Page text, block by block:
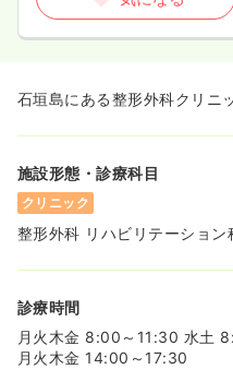
石垣島にある整形外科クリニ
施設形態・診療科目
クリニック
整形外科 リハビリテーション
診療時間
月火木金 8:00～11:30 水土
月火木金 14:00～17:30